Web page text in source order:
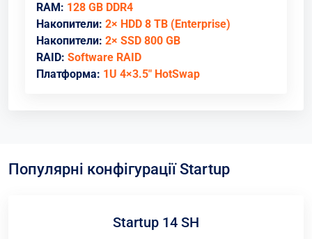
RAM: 128 GB DDR4
Накопители: 2× HDD 8 TB (Enterprise)
Накопители: 2× SSD 800 GB
RAID: Software RAID
Платформа: 1U 4×3.5" HotSwap
Популярні конфігурації Startup
Startup 14 SH